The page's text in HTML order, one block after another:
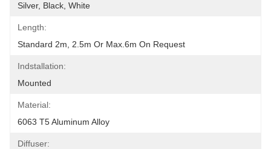
Silver, Black, White
Length:
Standard 2m, 2.5m Or Max.6m On Request
Indstallation:
Mounted
Material:
6063 T5 Aluminum Alloy
Diffuser: